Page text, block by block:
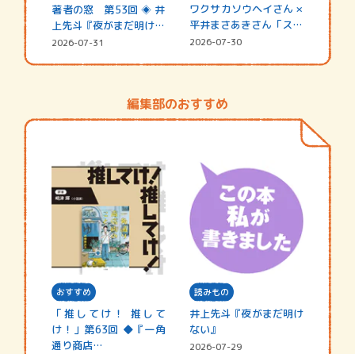
著者の窓 第53回 ◈ 井
上先斗『夜がまだ明けな
い』
2026-07-31
ワクサカソウヘイさん ×
平井まさあきさん「スペ
シャ…
2026-07-30
編集部のおすすめ
おすすめ
「推してけ！ 推して
け！」第63回 ◆『一角
通り商店…
読みもの
井上先斗『夜がまだ明け
ない』
2026-07-29